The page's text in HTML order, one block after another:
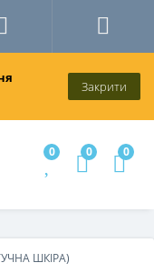
Закрити
0 0 0
ШКІРА)